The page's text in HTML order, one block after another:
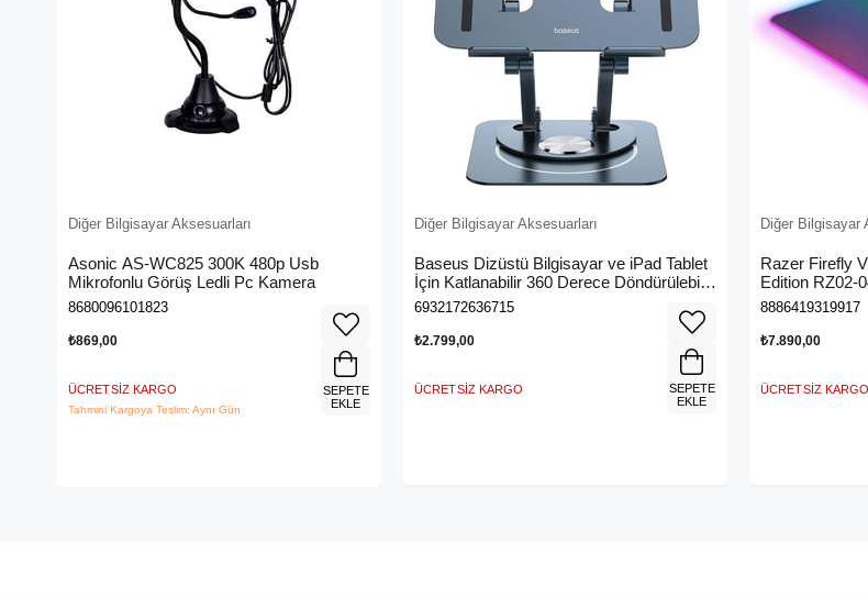
Diğer Bilgisayar Aksesuarları
Asonic AS-WC825 300K 480p Usb
Mikrofonlu Görüş Ledli Pc Kamera
8680096101823
₺869,00
ÜCRETSIZ KARGO
Tahmini Kargoya Teslim: Aynı Gün
SEPETE
EKLE
Diğer Bilgisayar Aksesuarları
Baseus Dizüstü Bilgisayar ve iPad Tablet
İçin Katlanabilir 360 Derece Döndürülebilir
Stand
6932172636715
₺2.799,00
ÜCRETSIZ KARGO
SEPETE
EKLE
Diğer Bilgisayar
Razer Firefly
Edition RZ02-
8886419319917
₺7.890,00
ÜCRETSIZ KARGO